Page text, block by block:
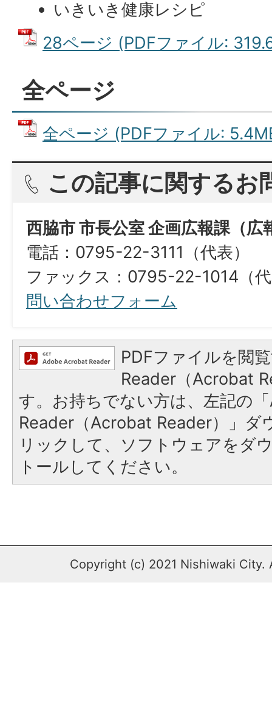
いきいき健康レシピ
28ページ (PDFファイル:
全ページ
全ページ (PDFファイル:
この記事に関するお
西脇市 市長公室 企画広報課（広
電話：0795-22-3111（代表）
ファックス：0795-22-1014（
問い合わせフォーム
PDFファイルを閲
Reader（Acrobat
す。お持ちでない方は、左記の
Reader（Acrobat Reader）」ダ
リックして、ソフトウェアをダ
トールしてください。
Copyright (c) 2021 Nishiwaki City.